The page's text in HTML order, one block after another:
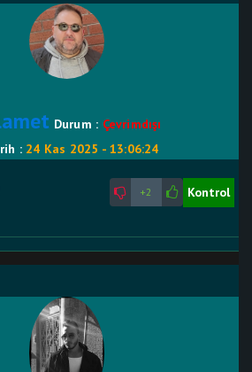
Durum : Çevrimdışı
: 24 Kas 2025 - 13:06:24
+2 Kontrol